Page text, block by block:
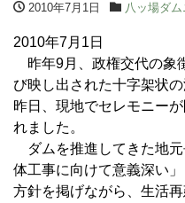
2010年7月1日 八ッ場ダ
2010年7月1日
昨年9月、政権交代の象
び映し出された十字架状
昨日、現地でセレモニー
れました。
ダムを推進してきた地
体工事に向けて意義深い
方針を掲げながら、生活